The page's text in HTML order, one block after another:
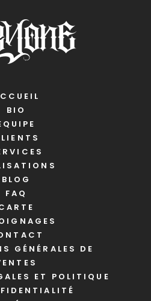
BIO
BLOG
FAQ
GÉNÉRALES DE
ET POLITIQUE